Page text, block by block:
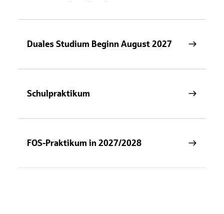
Duales Studium Beginn August 2027
Schulpraktikum
FOS-Praktikum in 2027/2028